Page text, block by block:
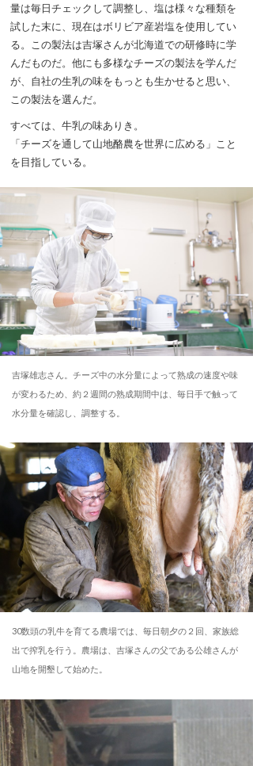
量は毎日チェックして調整し、塩は様々な種類を
試した末に、現在はボリビア産岩塩を使用してい
る。この製法は吉塚さんが北海道での研修時に学
んだものだ。他にも多様なチーズの製法を学んだ
が、自社の生乳の味をもっとも生かせると思い、
この製法を選んだ。
すべては、牛乳の味ありき。
「チーズを通して山地酪農を世界に広める」こと
を目指している。
吉塚雄志さん。チーズ中の水分量によって熟成の速度や味
が変わるため、約２週間の熟成期間中は、毎日手で触って
水分量を確認し、調整する。
30数頭の乳牛を育てる農場では、毎日朝夕の２回、家族総
出で搾乳を行う。農場は、吉塚さんの父である公雄さんが
山地を開墾して始めた。